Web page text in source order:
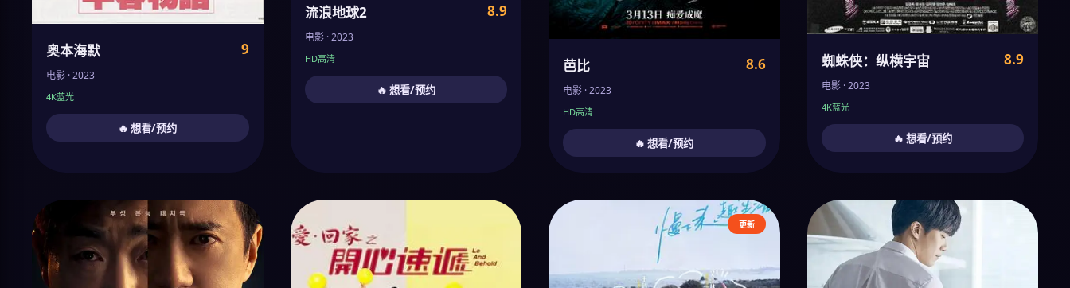
奥本海默 9
电影 · 2023
4K蓝光
🔥 想看/预约
流浪地球2 8.9
电影 · 2023
HD高清
🔥 想看/预约
芭比 8.6
电影 · 2023
HD高清
🔥 想看/预约
蜘蛛侠：纵横宇宙 8.9
电影 · 2023
4K蓝光
🔥 想看/预约
更新